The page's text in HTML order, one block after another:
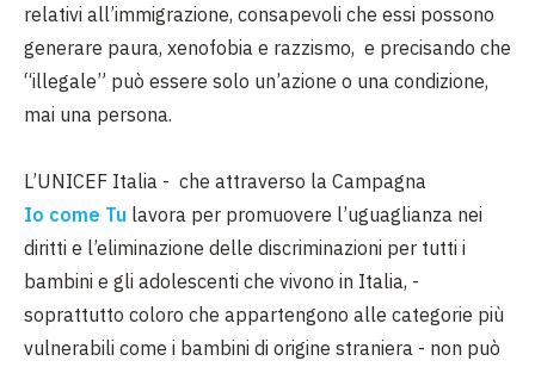
relativi all’immigrazione, consapevoli che essi possono
generare paura, xenofobia e razzismo, e precisando che
“illegale” può essere solo un’azione o una condizione,
mai una persona.
L’UNICEF Italia - che attraverso la Campagna
Io come Tu lavora per promuovere l’uguaglianza nei
diritti e l’eliminazione delle discriminazioni per tutti i
bambini e gli adolescenti che vivono in Italia, -
soprattutto coloro che appartengono alle categorie più
vulnerabili come i bambini di origine straniera - non può